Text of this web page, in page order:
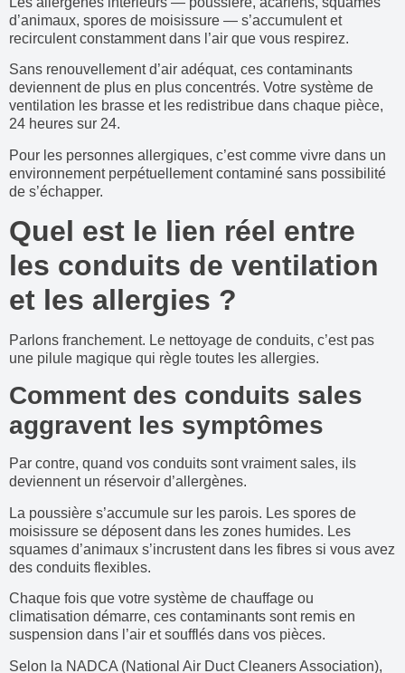
d’animaux, spores de moisissure — s’accumulent et
recirculent constamment dans l’air que vous respirez.
Sans renouvellement d’air adéquat, ces contaminants
deviennent de plus en plus concentrés. Votre système de
ventilation les brasse et les redistribue dans chaque pièce,
24 heures sur 24.
Pour les personnes allergiques, c’est comme vivre dans un
environnement perpétuellement contaminé sans possibilité
de s’échapper.
Quel est le lien réel entre
les conduits de ventilation
et les allergies ?
Parlons franchement. Le nettoyage de conduits, c’est pas
une pilule magique qui règle toutes les allergies.
Comment des conduits sales
aggravent les symptômes
Par contre, quand vos conduits sont vraiment sales, ils
deviennent un réservoir d’allergènes.
La poussière s’accumule sur les parois. Les spores de
moisissure se déposent dans les zones humides. Les
squames d’animaux s’incrustent dans les fibres si vous avez
des conduits flexibles.
Chaque fois que votre système de chauffage ou
climatisation démarre, ces contaminants sont remis en
suspension dans l’air et soufflés dans vos pièces.
Selon la NADCA (National Air Duct Cleaners Association),